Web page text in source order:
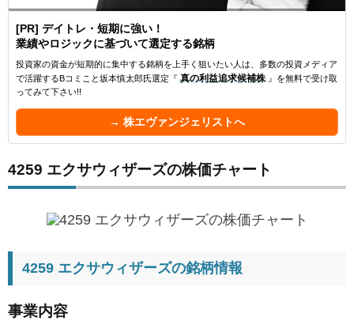
[PR] デイトレ・短期に強い！
業績やロジックに基づいて選定する銘柄
投資家の資金が短期的に集中する銘柄を上手く狙いたい人は、多数の投資メディア
で活躍するBコミこと坂本慎太郎氏選定『 真の利益追求候補株 』を無料で受け取
ってみて下さい!!
→ 株エヴァンジェリストへ
4259 エクサウィザーズの株価チャート
4259 エクサウィザーズの銘柄情報
事業内容